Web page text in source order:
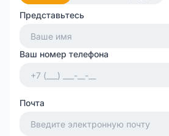
Представьтесь
Ваш номер телефона
Почта